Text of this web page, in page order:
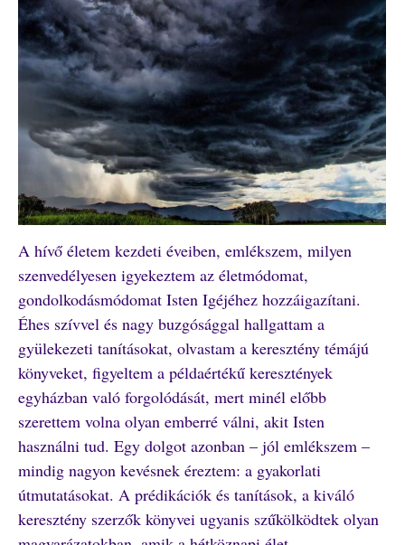
A hívő életem kezdeti éveiben, emlékszem, milyen
szenvedélyesen igyekeztem az életmódomat,
gondolkodásmódomat Isten Igéjéhez hozzáigazítani.
Éhes szívvel és nagy buzgósággal hallgattam a
gyülekezeti tanításokat, olvastam a keresztény témájú
könyveket, figyeltem a példaértékű keresztények
egyházban való forgolódását, mert minél előbb
szerettem volna olyan emberré válni, akit Isten
használni tud. Egy dolgot azonban – jól emlékszem –
mindig nagyon kevésnek éreztem: a gyakorlati
útmutatásokat. A prédikációk és tanítások, a kiváló
keresztény szerzők könyvei ugyanis szűkölködtek olyan